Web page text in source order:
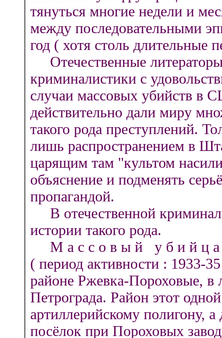
тянуться многие недели и
между последовательными
год ( хотя столь длительные
Отечественные
криминалистики с
случаи массовых убийств в
действительно дали миру
такого рода преступлений.
лишь распространением в
царящим там "культом
объяснение и подменять
пропагандой.
В отечественной
истории такого рода.
М а с с о в ы й у б и й ц
( период активности : 1933-
районе Ржевка-Пороховые, в
Петрограда. Район этот
артиллерийскому полигону,
посёлок при Пороховых